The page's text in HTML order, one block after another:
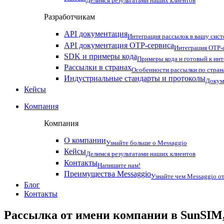
Разработчикам
API документацияИнтеграция рассылок в вашу
API документация OTP-сервисаИнтеграция
SDK и примеры кодаПримеры кода и готовый к
Рассылки в странахОсобенности рассылки по
Индустриальные стандарты и протоколы
Кейсы
Компания
Компания
О компанииУзнайте больше о Messaggio
КейсыДелимся результатами наших клиентов
КонтактыНапишите нам!
Преимущества MessaggioУзнайте чем Messaggio
Блог
Контакты
Рассылка от имени компании в